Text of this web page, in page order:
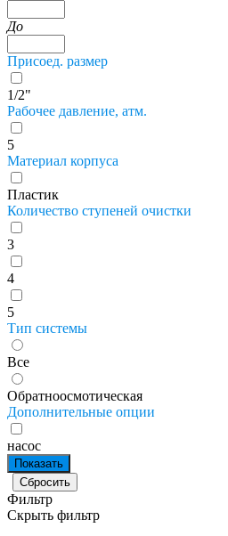
До
Присоед. размер
1/2"
Рабочее давление, атм.
5
Материал корпуса
Пластик
Количество ступеней очистки
3
4
5
Тип системы
Все
Обратноосмотическая
Дополнительные опции
насос
Фильтр
Скрыть фильтр